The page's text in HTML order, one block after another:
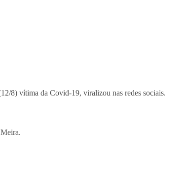
8) vítima da Covid-19, viralizou nas redes sociais.